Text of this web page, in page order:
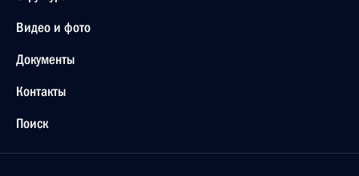
по вопросам внутренней и внешней политики
20 января 2001 года, 13:40
Москва, Кремль